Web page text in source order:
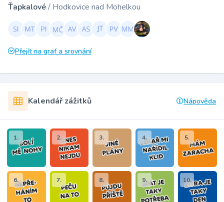
Ťapkalové/ Hodkovice nad Mohelkou
Přejít na graf a srovnání
Kalendář zážitků Nápověda
1. 2. 3. 4. 5.
6. 7. 8. 9. 10.